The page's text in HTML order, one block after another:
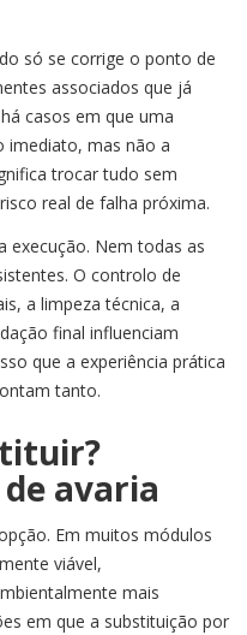
só se corrige o ponto de
associados que já
casos em que uma
imediato, mas não a
trocar tudo sem
real de falha próxima.
execução. Nem todas as
O controlo de
a limpeza técnica, a
final influenciam
que a experiência prática
tanto.
avaria
Em muitos módulos
viável,
mais
em que a substituição por